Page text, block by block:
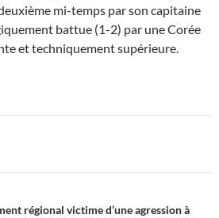
mi-temps par son capitaine
battue (1-2) par une Corée
et techniquement supérieure.
régional victime d’une agression à